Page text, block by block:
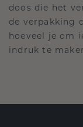
doos die het
de verpakking
hoeveel je om
indruk te